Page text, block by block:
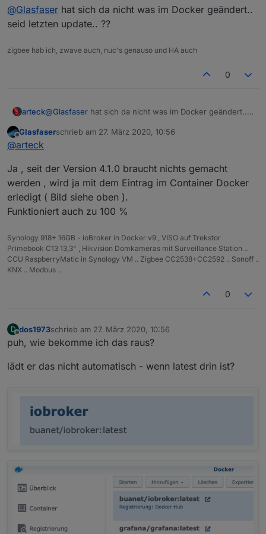
@Glasfaser hat sich da nicht was im Docker geändert..
seid letzten update.. ??
zigbee hab ich, zwave auch, nuc's genauso und HA auch
0
arteck@Glasfaser hat sich da nicht was im Docker geändert..
Offline
Glasfaserschrieb am 27. März 2020, 10:56
zuletzt editiert von
@arteck
Ja , seit der Version 4.1.0 braucht nichts gemacht
werden , wird ja mit dem Eintrag im Container Docker
erledigt ( Bild siehe oben ).
Funktioniert auch zu 100 %
Synology 918+ 16GB - ioBroker in Docker v9 , VISO auf Trekstor
Primebook C13 13,3" , Hikvision Domkameras mit Surveillance Station ..
CCU RaspberryMatic in Synology VM .. Zigbee CC2538+CC2592 .. Sonoff ..
KNX .. Modbus ..
0
D
Offline
dos1973schrieb am 27. März 2020, 10:56
zuletzt editiert von
puh, wie bekomme ich das raus?
lädt er das nicht automatisch - wenn latest drin ist?